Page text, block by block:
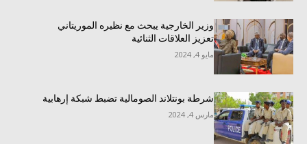
وزير الخارجية يبحث مع نظيره الموريتاني
تعزيز العلاقات الثنائية
مايو 4, 2024
شرطة بونتلاند الصومالية تضبط شبكة إرهابية
مارس 4, 2024